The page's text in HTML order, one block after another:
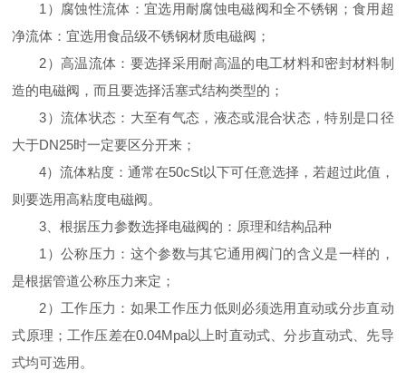
1）腐蚀性流体：宜选用耐腐蚀电磁阀和全不锈钢；食用超
净流体：宜选用食品级不锈钢材质电磁阀；
2）高温流体：要选择采用耐高温的电工材料和密封材料制
造的电磁阀，而且要选择活塞式结构类型的；
3）流体状态：大至有气态，液态或混合状态，特别是口径
大于DN25时一定要区分开来；
4）流体粘度：通常在50cSt以下可任意选择，若超过此值，
则要选用高粘度电磁阀。
3、根据压力参数选择电磁阀的：原理和结构品种
1）公称压力：这个参数与其它通用阀门的含义是一样的，
是根据管道公称压力来定；
2）工作压力：如果工作压力低则必须选用直动或分步直动
式原理；工作压差在0.04Mpa以上时直动式、分步直动式、先导
式均可选用。